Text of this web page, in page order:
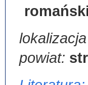
powiat: